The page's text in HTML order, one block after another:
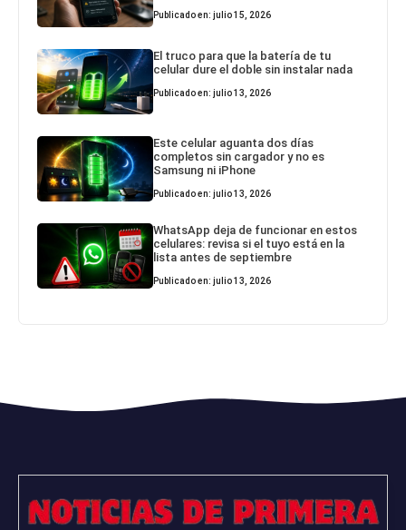
Publicado en: julio 15, 2026
El truco para que la batería de tu
celular dure el doble sin instalar nada
Publicado en: julio 13, 2026
Este celular aguanta dos días
completos sin cargador y no es
Samsung ni iPhone
Publicado en: julio 13, 2026
WhatsApp deja de funcionar en estos
celulares: revisa si el tuyo está en la
lista antes de septiembre
Publicado en: julio 13, 2026